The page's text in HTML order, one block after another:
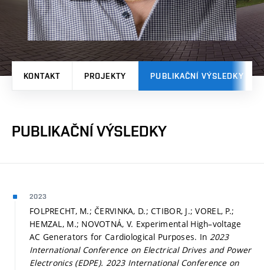
KONTAKT PROJEKTY PUBLIKAČNÍ VÝSLEDKY
PUBLIKAČNÍ VÝSLEDKY
2023
FOLPRECHT, M.; ČERVINKA, D.; CTIBOR, J.; VOREL, P.;
HEMZAL, M.; NOVOTNÁ, V. Experimental High–voltage
AC Generators for Cardiological Purposes. In 2023
International Conference on Electrical Drives and Power
Electronics (EDPE). 2023 International Conference on